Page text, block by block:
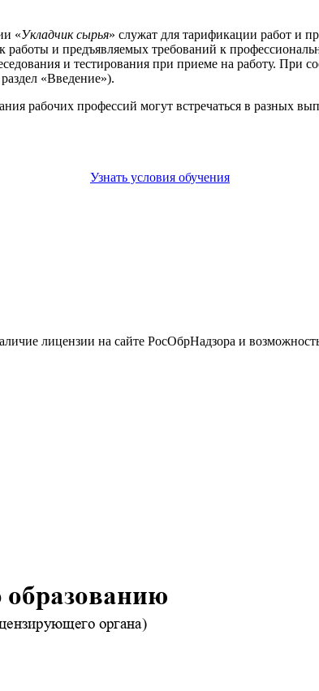
«Укладчик сырья» служат для тарификации работ и
и предъявляемых требований к
и тестирования при приеме на работу. При
«Введение»).
рабочих профессий могут встречаться в разных
Узнать условия обучения
лицензии на сайте РосОбрНадзора и